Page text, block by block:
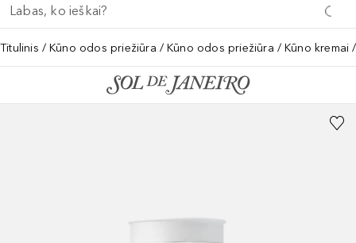
Titulinis Kūno odos priežiūra Kūno odos priežiūra Kūno kremai